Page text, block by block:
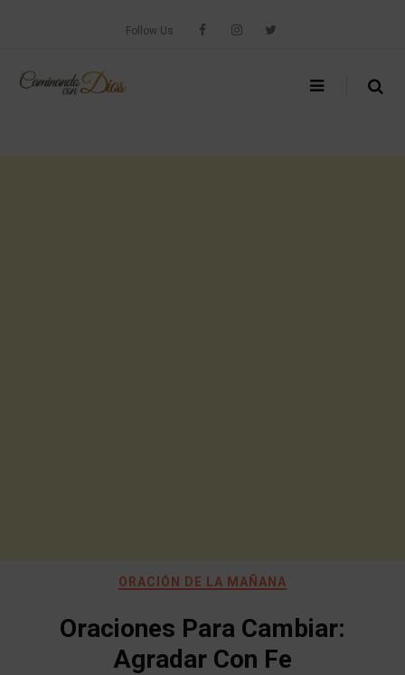
Follow Us
ORACIÓN DE LA MAÑANA
Oraciones Para Cambiar:
Agradar Con Fe